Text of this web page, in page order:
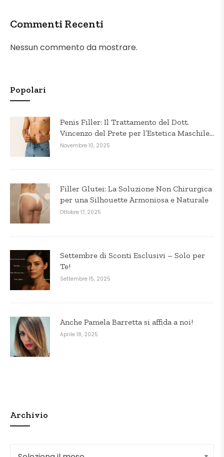
Commenti Recenti
Nessun commento da mostrare.
Popolari
Penis Filler: Il Trattamento del Dott.
Vincenzo del Prete per l’Estetica Maschile
in Puglia
Novembre 10, 2025
Filler Glutei: La Soluzione Non Chirurgica
per una Silhouette Armoniosa e Naturale
Ottobre 17, 2025
Settembre di Sconti Esclusivi – Solo per
Te!
Settembre 15, 2025
Anche Pamela Barretta si affida a noi!
Aprile 18, 2025
Archivio